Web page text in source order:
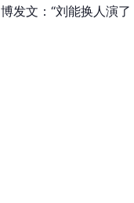
博发文：“刘能换人演